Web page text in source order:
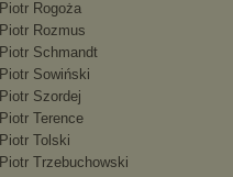
Piotr Rogoża
Piotr Rozmus
Piotr Schmandt
Piotr Sowiński
Piotr Szordej
Piotr Terence
Piotr Tolski
Piotr Trzebuchows ki